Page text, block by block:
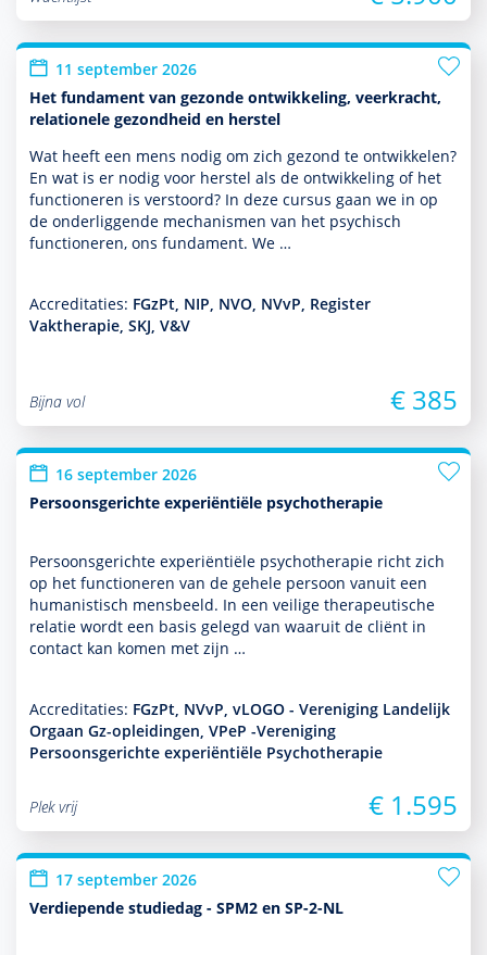
11 september 2026
Het fundament van gezonde ontwikkeling, veerkracht,
relationele gezondheid en herstel
Wat heeft een mens nodig om zich gezond te ontwik­kelen?
En wat is er nodig voor herstel als de ont­wikke­ling of het
functio­neren is verstoord? In deze cursus gaan we in op
de onderliggende mechanismen van het psychisch
functio­neren, ons fundament. We …
Accreditaties: FGzPt, NIP, NVO, NVvP, Register
Vaktherapie, SKJ, V&V
Bijna vol € 385
16 september 2026
Persoonsgerichte experiëntiële psychotherapie
Persoonsgerichte experiëntiële psycho­thera­pie richt zich
op het functio­neren van de gehele persoon vanuit een
humanistisch mensbeeld. In een veilige thera­peu­tische
relatie wordt een basis gelegd van waaruit de cliënt in
contact kan komen met zijn …
Accreditaties: FGzPt, NVvP, vLOGO - Vereniging Landelijk
Orgaan Gz-opleidingen, VPeP -Vereniging
Persoonsgerichte experiëntiële Psychotherapie
Plek vrij € 1.595
17 september 2026
Verdiepende studiedag - SPM2 en SP-2-NL